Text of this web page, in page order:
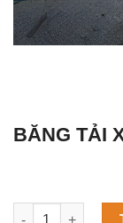
BĂNG TẢI
Máy làm đá viên